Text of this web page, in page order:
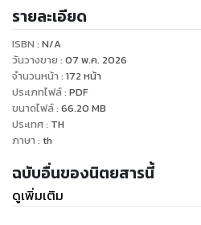
ต้องการนำเสนอฝีมือของคนไทยเรา
อย่างเช่น ช่างภาพ ดีไซเนอร์ ให้เป็
ความเป็นไทยร่วมกัน
รายละเอียด
ISBN : N/A
วันวางขาย : 07 พ.ค. 2026
จำนวนหน้า : 172 หน้า
ประเภทไฟล์: PDF
ขนาดไฟล์: 66.20 MB
ประเทศ: TH
ภาษา : th
ฉบับอื่นของนิตยสารนี้
ดูเพิ่มเติม